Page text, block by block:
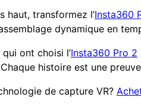
haut, transformez l’Insta360
dynamique en
ont choisi l’Insta360 Pro 2
histoire est une
de capture VR?